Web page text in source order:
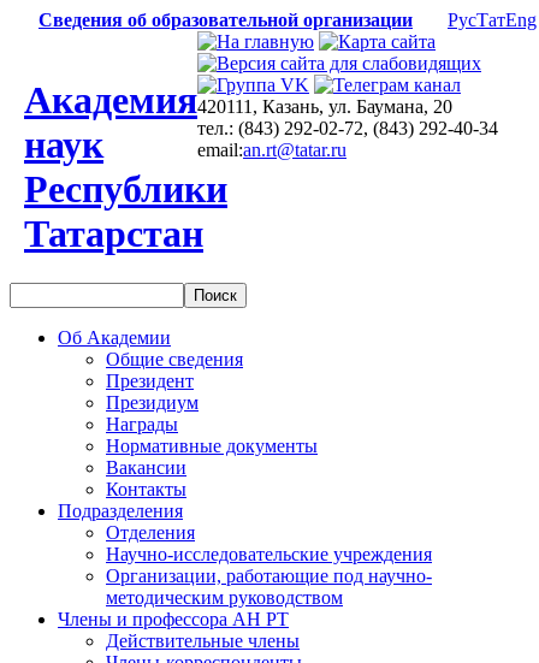
Сведения об образовательной организации РусТатEng
Академия
наук
Республики
Татарстан
420111, Казань, ул. Баумана, 20
тел.: (843) 292-02-72, (843) 292-40-34
email:an.rt@tatar.ru
Об Академии
Общие сведения
Президент
Президиум
Награды
Нормативные документы
Вакансии
Контакты
Подразделения
Отделения
Научно-исследовательские учреждения
Организации, работающие под научно-
методическим руководством
Члены и профессора АН РТ
Действительные члены